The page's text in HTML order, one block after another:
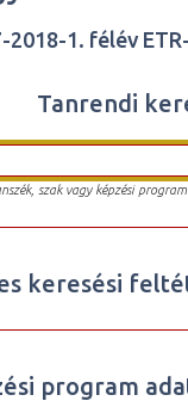
2018-1. félév
Tanrendi
szak vagy képzési program
keresési
program